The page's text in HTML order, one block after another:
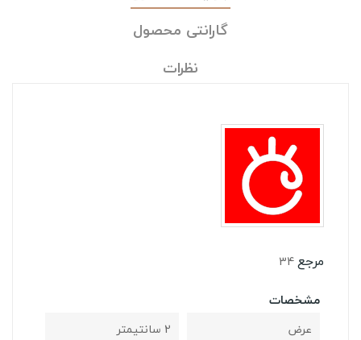
گارانتی محصول
نظرات
مرجع34
مشخصات
عرض
2 سانتیمتر